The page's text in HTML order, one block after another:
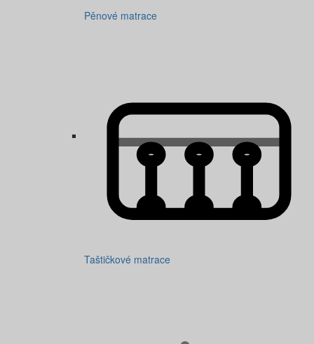
Pěnové matrace
Taštičkové matrace